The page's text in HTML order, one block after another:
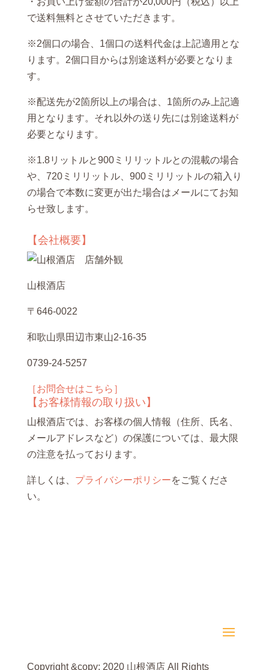
で送料無料とさせていただきます。
※2個口の場合、1個口の送料代金は上記適用とな
ります。2個口目からは別途送料が必要となりま
す。
※配送先が2箇所以上の場合は、1箇所のみ上記適
用となります。それ以外の送り先には別途送料が
必要となります。
※1.8リットルと900ミリリットルとの混載の場合
や、720ミリリットル、900ミリリットルの箱入り
の場合で本数に変更が出た場合はメールにてお知
らせ致します。
【会社概要】
山根酒店
〒646-0022
和歌山県田辺市東山2-16-35
0739-24-5257
［お問合せはこちら］
【お客様情報の取り扱い】
山根酒店では、お客様の個人情報（住所、氏名、
メールアドレスなど）の保護については、最大限
の注意を払っております。
詳しくは、 プライバシーポリシーをご覧くださ
い。
Copyright &copy; 2020 山根酒店 All Rights